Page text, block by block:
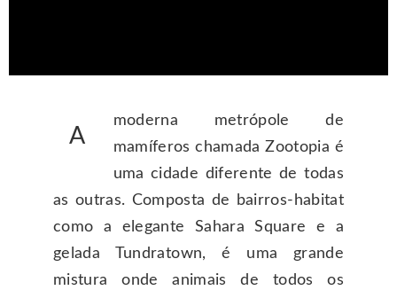
A
moderna metrópole de
mamíferos chamada Zootopia é
uma cidade diferente de todas
as outras. Composta de bairros-habitat
como a elegante Sahara Square e a
gelada Tundratown, é uma grande
mistura onde animais de todos os